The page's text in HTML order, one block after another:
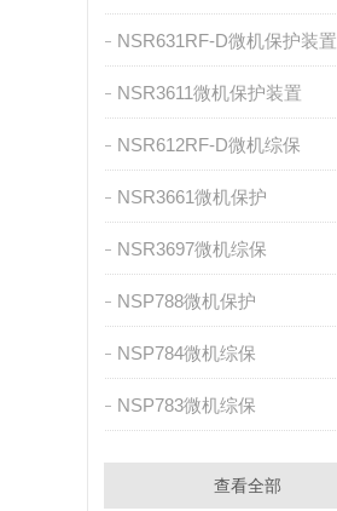
NSR631RF-D微机保护装置
NSR3611微机保护装置
NSR612RF-D微机综保
NSR3661微机保护
NSR3697微机综保
NSP788微机保护
NSP784微机综保
NSP783微机综保
查看全部